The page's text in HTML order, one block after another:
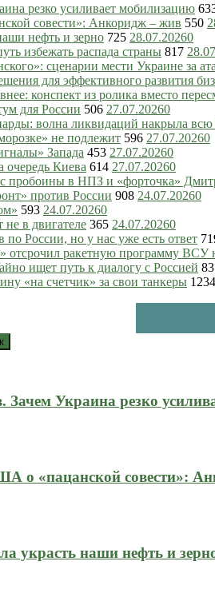
резко усиливает мобилизацию
совести»: Анкоридж – жив 550
нефть и зерно 725 28.07.20260
избежать распада страны 817
сценарии мести Украине за
для эффективного развития
конспект из ролика вместо
для России 506 27.07.20260
волна ликвидаций накрыла
не подлежит 596 27.07.20260
Запада 453 27.07.20260
Киева 614 27.07.20260
пробоины в НПЗ и «форточка»
против России 908 24.07.20260
593 24.07.20260
в двигателе 365 24.07.20260
по России, но у нас уже есть ответ
отсрочил ракетную программу ВСУ
ищет путь к диалогу с Россией
«на счетчик» за свои танкеры 1234
Украина резко
о «пацанской совести»:
украсть наши нефть и